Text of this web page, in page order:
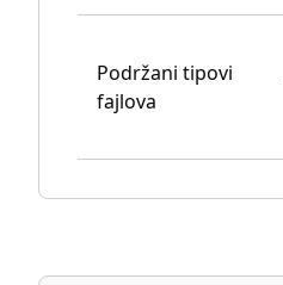
Podržani tipovi
fajlova